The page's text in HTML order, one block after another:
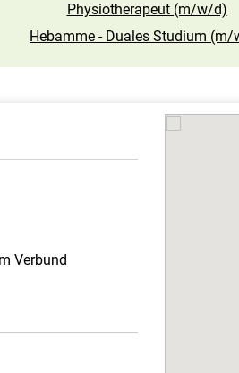
Physiotherapeut (m/w/d)
Hebamme - Duales Studium
Verbund